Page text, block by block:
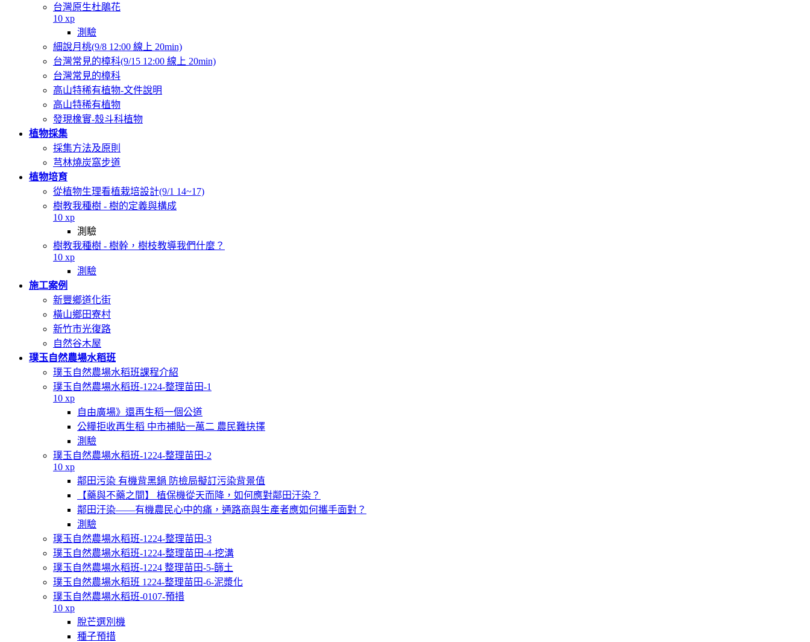
台灣原生杜鵑花
10 xp
測驗
細說月桃(9/8 12:00 線上 20min)
台灣常見的樟科(9/15 12:00 線上 20min)
台灣常見的樟科
高山特稀有植物-文件說明
高山特稀有植物
發現橡實-殼斗科植物
植物採集
採集方法及原則
芎林燒炭窩步道
植物培育
從植物生理看植栽培設計(9/1 14~17)
樹教我種樹 - 樹的定義與構成
10 xp
測驗
樹教我種樹 - 樹幹，樹枝教導我們什麼？
10 xp
測驗
施工案例
新豐鄉道化街
橫山鄉田寮村
新竹市光復路
自然谷木屋
璞玉自然農場水稻班
璞玉自然農場水稻班課程介紹
璞玉自然農場水稻班-1224-整理苗田-1
10 xp
自由廣場》還再生稻一個公道
公糧拒收再生稻 中市補貼一萬二 農民難抉擇
測驗
璞玉自然農場水稻班-1224-整理苗田-2
10 xp
鄰田污染 有機背黑鍋 防檢局擬訂污染背景值
【藥與不藥之間】 植保機從天而降，如何應對鄰田汙染？
鄰田汙染——有機農民心中的痛，通路商與生產者應如何攜手面對？
測驗
璞玉自然農場水稻班-1224-整理苗田-3
璞玉自然農場水稻班-1224-整理苗田-4-挖溝
璞玉自然農場水稻班-1224 整理苗田-5-篩土
璞玉自然農場水稻班 1224-整理苗田-6-泥漿化
璞玉自然農場水稻班-0107-預措
10 xp
脫芒選別機
種子預措